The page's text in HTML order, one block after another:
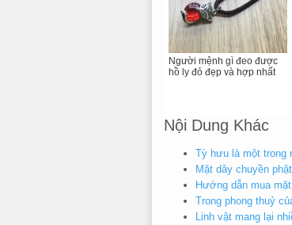
Người mệnh gì đeo được
hồ ly đỏ đẹp và hợp nhất
Nội Dung Khác
Tỳ hưu là một trong
Mặt dây chuyền
Hướng dẫn mua
Trong phong thuỷ
Linh vật mang lại